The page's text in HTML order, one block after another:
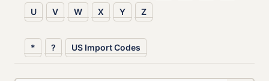
U V W X Y Z
* ? US Import Codes